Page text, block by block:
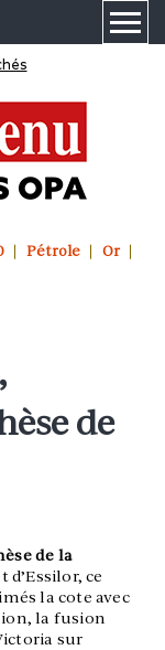
Pétrole
Or
de
de la
d’Essilor, ce
la cote avec
la fusion
sur